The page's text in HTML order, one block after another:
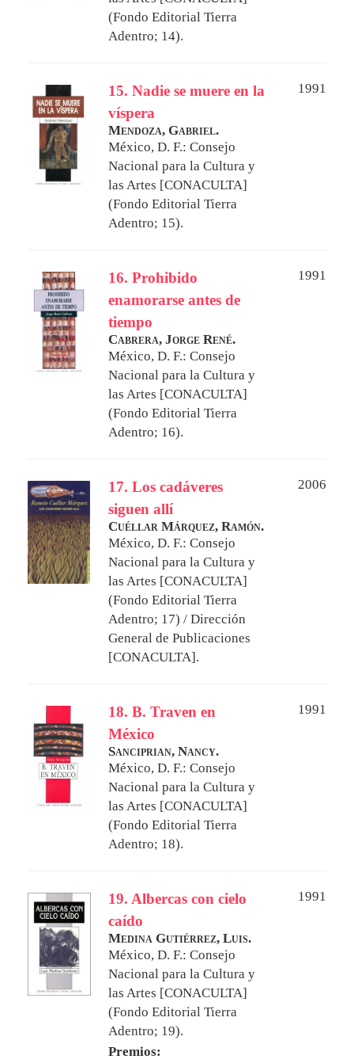
(Fondo Editorial Tierra
Adentro; 14).
15. Nadie se muere en la
víspera
1991
Mendoza, Gabriel.
México, D. F.: Consejo
Nacional para la Cultura y
las Artes [CONACULTA]
(Fondo Editorial Tierra
Adentro; 15).
16. Prohibido
enamorarse antes de
tiempo
1991
Cabrera, Jorge René.
México, D. F.: Consejo
Nacional para la Cultura y
las Artes [CONACULTA]
(Fondo Editorial Tierra
Adentro; 16).
17. Los cadáveres
siguen allí
2006
Cuéllar Márquez, Ramón.
México, D. F.: Consejo
Nacional para la Cultura y
las Artes [CONACULTA]
(Fondo Editorial Tierra
Adentro; 17) / Dirección
General de Publicaciones
[CONACULTA].
18. B. Traven en
México
1991
Sanciprian, Nancy.
México, D. F.: Consejo
Nacional para la Cultura y
las Artes [CONACULTA]
(Fondo Editorial Tierra
Adentro; 18).
19. Albercas con cielo
caído
1991
Medina Gutiérrez, Luis.
México, D. F.: Consejo
Nacional para la Cultura y
las Artes [CONACULTA]
(Fondo Editorial Tierra
Adentro; 19).
Premios: